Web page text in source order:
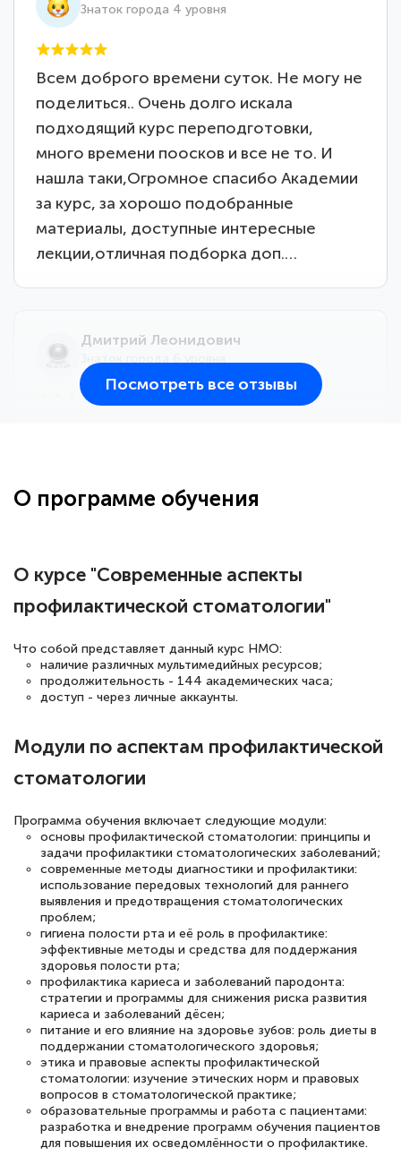
Знаток города 4 уровня
Всем доброго времени суток. Не могу не
поделиться.. Очень долго искала
подходящий курс переподготовки,
много времени поосков и все не то. И
нашла таки,Огромное спасибо Академии
за курс, за хорошо подобранные
материалы, доступные интересные
лекции,отличная подборка доп.…
Дмитрий Леонидович
большое количество методических
Знаток города 5 уровня
18 марта 2026
повышения квалификации "Эксперт ЕГЭ по
русскому языку и литературе". Много
подготовиться к тестированию. Это
книги, методические рекомендации,
статьи. Времени на подготовку
достаточно. Курс помогает пройти
аттестацию в школе. Спасибо!
Евгения Коротких
Знаток города 2 уровня
Спасибо большое Академии! Грамотное,
вежливое сопровождение! Всё чётко и
понятно! Проходила повышение
Посмотреть все отзывы
О программе обучения
О курсе "Современные аспекты
профилактической стоматологии"
Что собой представляет данный курс НМО:
наличие различных мультимедийных ресурсов;
продолжительность - 144 академических часа;
доступ - через личные аккаунты.
Модули по аспектам профилактической
стоматологии
Программа обучения включает следующие модули:
основы профилактической стоматологии: принципы и
задачи профилактики стоматологических заболеваний;
современные методы диагностики и профилактики:
использование передовых технологий для раннего
выявления и предотвращения стоматологических
проблем;
гигиена полости рта и её роль в профилактике:
эффективные методы и средства для поддержания
здоровья полости рта;
профилактика кариеса и заболеваний пародонта:
стратегии и программы для снижения риска развития
кариеса и заболеваний дёсен;
питание и его влияние на здоровье зубов: роль диеты в
поддержании стоматологического здоровья;
этика и правовые аспекты профилактической
стоматологии: изучение этических норм и правовых
вопросов в стоматологической практике;
образовательные программы и работа с пациентами:
разработка и внедрение программ обучения пациентов
для повышения их осведомлённости о профилактике.